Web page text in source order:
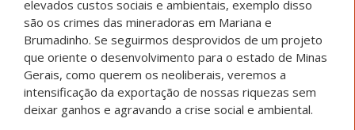
elevados custos sociais e ambientais, exemplo disso
são os crimes das mineradoras em Mariana e
Brumadinho. Se seguirmos desprovidos de um projeto
que oriente o desenvolvimento para o estado de Minas
Gerais, como querem os neoliberais, veremos a
intensificação da exportação de nossas riquezas sem
deixar ganhos e agravando a crise social e ambiental.